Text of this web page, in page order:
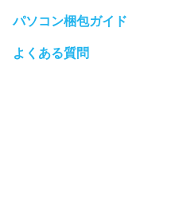
パソコン梱包ガイド
よくある質問